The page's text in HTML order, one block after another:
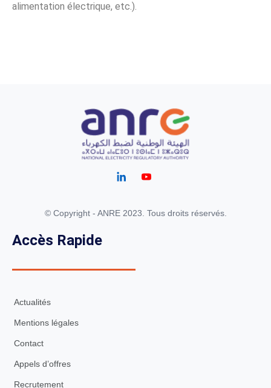
alimentation électrique, etc.).
© Copyright - ANRE 2023. Tous droits réservés.
Accès Rapide
Actualités
Mentions légales
Contact
Appels d’offres
Recrutement